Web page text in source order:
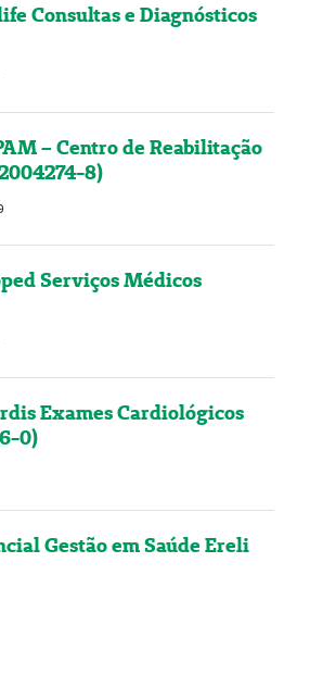
Consultas e Diagnósticos
– Centro de Reabilitação
8)
Serviços Médicos
Exames Cardiológicos
0)
Gestão em Saúde Ereli